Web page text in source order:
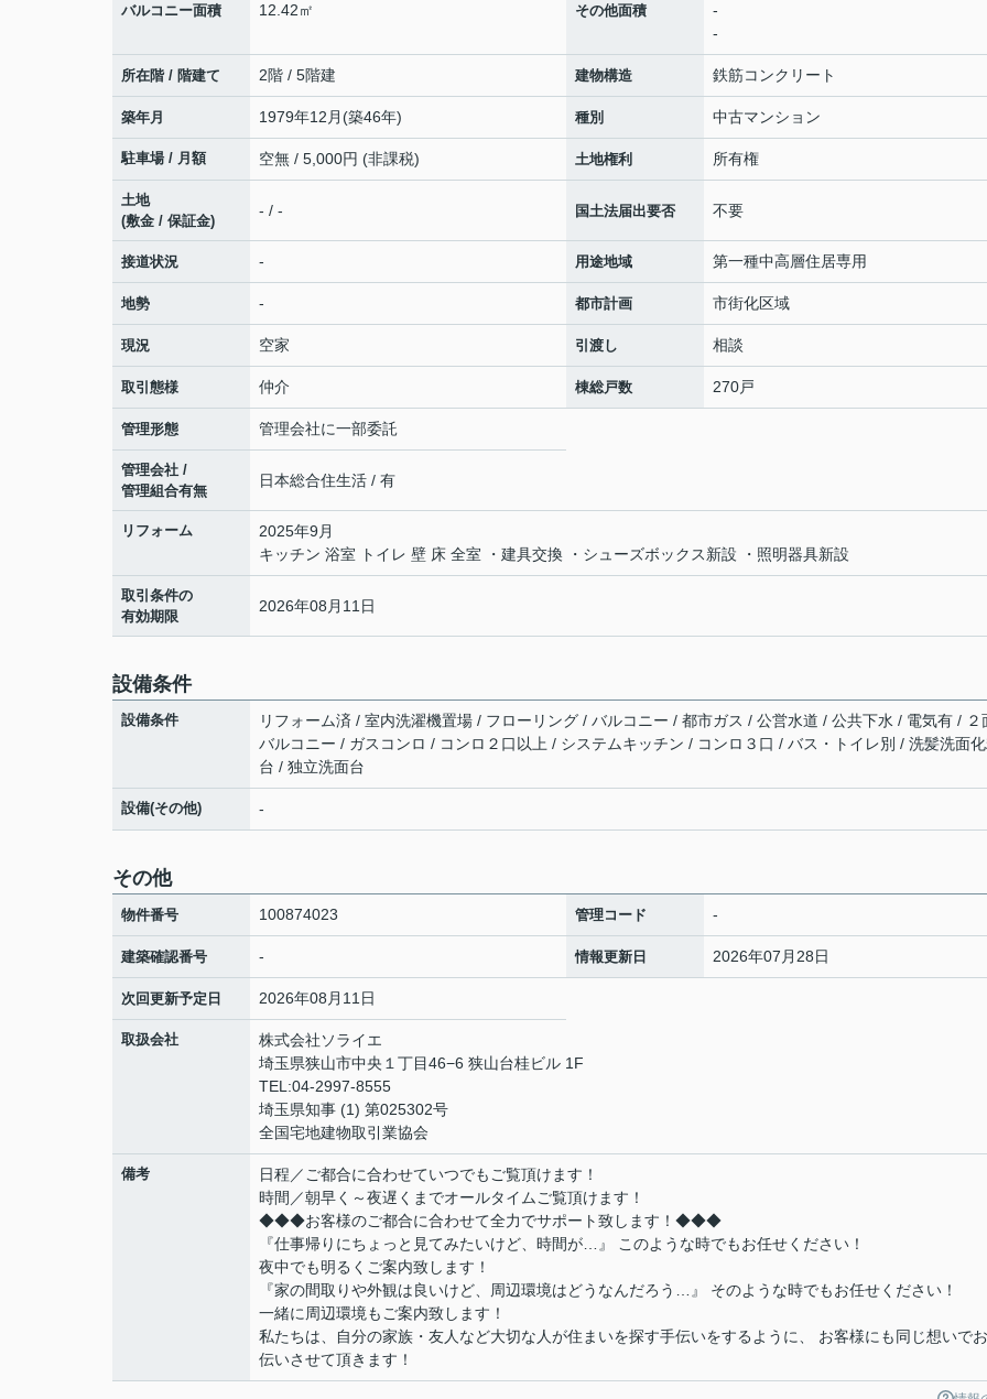
バルコニー面積 12.42㎡ その他面積
-
-
所在階 / 階建て 2階 / 5階建 建物構造 鉄筋コンクリート
築年月 1979年12月(築46年) 種別 中古マンション
駐車場 / 月額 空無 / 5,000円 (非課税) 土地権利 所有権
土地
(敷金 / 保証金)
- / - 国土法届出要否 不要
接道状況 - 用途地域 第一種中高層住居専用
地勢 - 都市計画 市街化区域
現況 空家 引渡し 相談
取引態様 仲介 棟総戸数 270戸
管理形態 管理会社に一部委託
管理会社 /
管理組合有無
日本総合住生活 / 有
リフォーム
2025年9月
キッチン 浴室 トイレ 壁 床 全室 ・建具交換 ・シューズボックス新設 ・照明器具新設
取引条件の
有効期限
2026年08月11日
設備条件
設備条件
リフォーム済 / 室内洗濯機置場 / フローリング / バルコニー / 都市ガス / 公営水道 / 公共下水 / 電気有 / ２
バルコニー / ガスコンロ / コンロ２口以上 / システムキッチン / コンロ３口 / バス・トイレ別 / 洗髪洗面
台 / 独立洗面台
設備(その他) -
その他
物件番号 100874023 管理コード -
建築確認番号 - 情報更新日 2026年07月28日
次回更新予定日 2026年08月11日
取扱会社
株式会社ソライエ
埼玉県狭山市中央１丁目46−6 狭山台桂ビル 1F
TEL:04-2997-8555
埼玉県知事 (1) 第025302号
全国宅地建物取引業協会
備考
日程／ご都合に合わせていつでもご覧頂けます！
時間／朝早く～夜遅くまでオールタイムご覧頂けます！
◆◆◆お客様のご都合に合わせて全力でサポート致します！◆◆◆
『仕事帰りにちょっと見てみたいけど、時間が…』 このような時でもお任せください！
夜中でも明るくご案内致します！
『家の間取りや外観は良いけど、周辺環境はどうなんだろう…』 そのような時でもお任せください！
一緒に周辺環境もご案内致します！
私たちは、自分の家族・友人など大切な人が住まいを探す手伝いをするように、 お客様にも同じ想いで
伝いさせて頂きます！